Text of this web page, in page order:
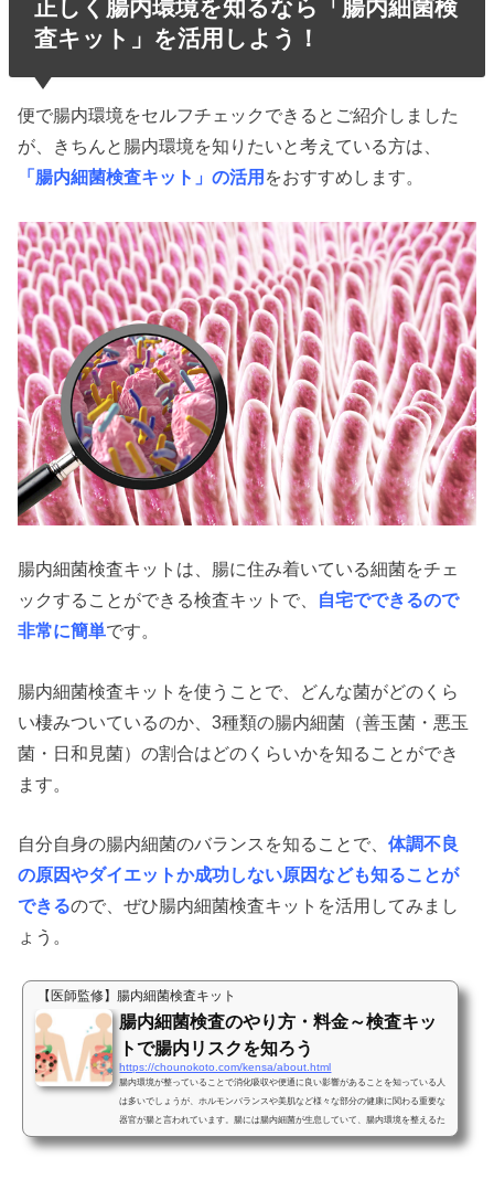
正しく腸内環境を知るなら「腸内細菌検
査キット」を活用しよう！
便で腸内環境をセルフチェックできるとご紹介しました
が、きちんと腸内環境を知りたいと考えている方は、
「腸内細菌検査キット」の活用 をおすすめします。
腸内細菌検査キットは、腸に住み着いている細菌をチェ
ックすることができる検査キットで、 自宅でできるので
非常に簡単です。
腸内細菌検査キットを使うことで、どんな菌がどのくら
い棲みついているのか、3種類の腸内細菌（善玉菌・悪玉
菌・日和見菌）の割合はどのくらいかを知ることができ
ます。
自分自身の腸内細菌のバランスを知ることで、体調不良
の原因やダイエットか成功しない原因なども知ることが
できるので、ぜひ腸内細菌検査キットを活用してみまし
ょう。
【医師監修】腸内細菌検査キット
腸内細菌検査のやり方・料金～検査キッ
トで腸内リスクを知ろう
https://chounokoto.com/kensa/about.html
腸内環境が整っていることで消化吸収や便通に良い影響があることを知っている人
は多いでしょうが、ホルモンバランスや美肌など様々な部分の健康に関わる重要な
器官が腸と言われています。腸には腸内細菌が生息していて、腸内環境を整えるた
めには腸内細菌のバランスが重要となるのです。近年は簡易に検査できる腸内検査